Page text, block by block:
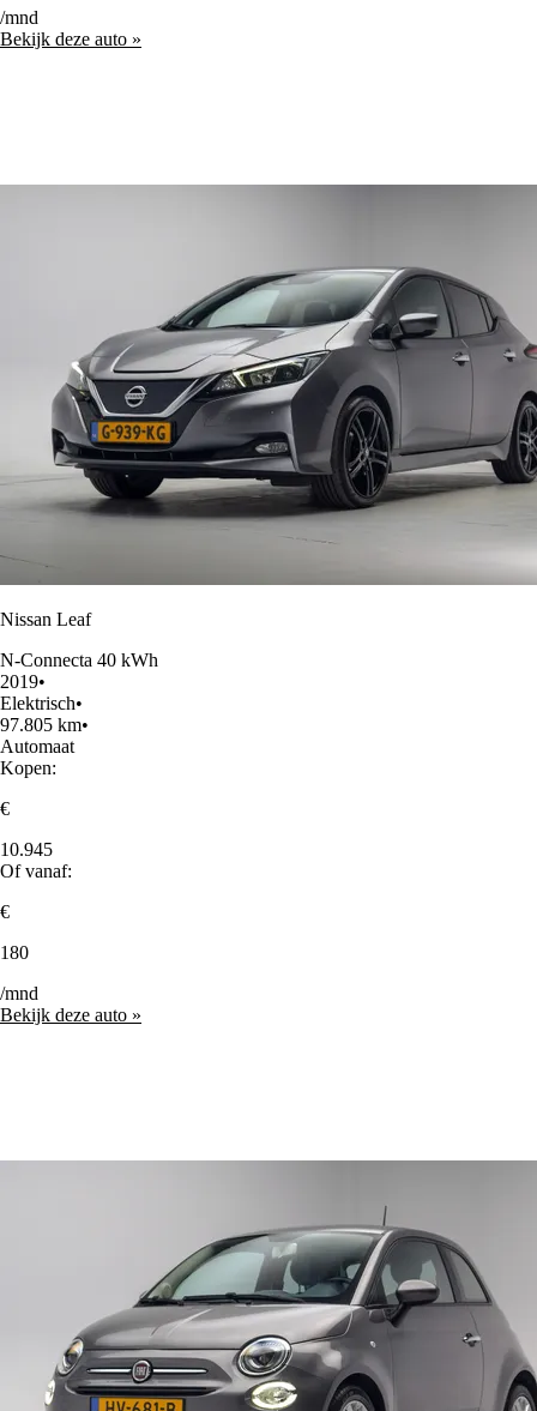
/mnd
Bekijk deze auto »
Nissan Leaf
N-Connecta 40 kWh
2019•
Elektrisch•
97.805 km•
Automaat
Kopen:
€
10.945
Of vanaf:
€
180
/mnd
Bekijk deze auto »